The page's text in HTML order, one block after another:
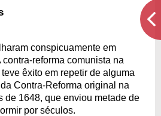
conspicuamente em
reforma comunista na
êxito em repetir de alguma
Contra-Reforma original na
de 1648, que enviou metade de
por séculos.